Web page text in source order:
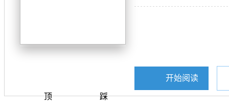
顶 踩
开始阅读